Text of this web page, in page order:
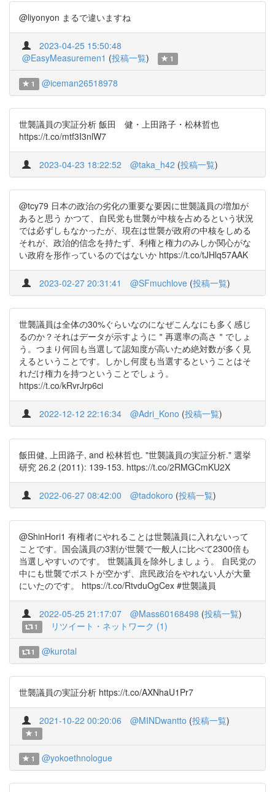
@liyonyon まるで違いますね
2023-04-25 15:50:48
@EasyMeasuremen1 (投稿一覧) 1
1 @iceman26518978
世襲議員の実証分析 飯田 健・上田路子・松林哲也
https://t.co/mtf3I3nlW7
2023-04-23 18:22:52 @taka_h42 (投稿一覧)
@tcy79 日本の政治の劣化の重要な要因に世襲議員の増加が
あると思う かつて、自民党も世襲が中核を占めるという状況
では必ずしもなかったが、現在は世襲が政府の中核をしめる
それが、政治的信念を持たず、利権と権力のみしか関心がな
い政府を形作っているのではないか https://t.co/tJHlq57AAK
2023-02-27 20:31:41 @SFmuchlove (投稿一覧)
世襲議員は全体の30%ぐらいなのになぜこんなにも多く感じ
るのか？それはデータが示すように＂再選率の高さ＂でしょ
う。つまり何回も当選して認知度が高いため絶対数が多く見
えるということです。しかし何度も当選するということはそ
れだけ権力を持つということでしょう。
https://t.co/kRvrJrp6ci
2022-12-12 22:16:34 @Adri_Kono (投稿一覧)
飯田健, 上田路子, and 松林哲也. "世襲議員の実証分析." 選挙
研究 26.2 (2011): 139-153. https://t.co/2RMGCmKU2X
2022-06-27 08:42:00 @tadokoro (投稿一覧)
@ShinHori1 有権者にやれることは世襲議員に入れないって
ことです。国会議員の3割が世襲で一般人に比べて2300倍も
当選しやすいのです。 世襲議員を除外しましょう。 自民党の
中にも世襲でポストが空かず、庶民政治をやれない人が大量
にいたのです。 https://t.co/RtvduOgCex #世襲議員
2022-05-25 21:17:07 @Mass60168498 (投稿一覧)
1 リツイート・ネットワーク (1)
1 @kurotal
世襲議員の実証分析 https://t.co/AXNhaU1Pr7
2021-10-22 00:20:06 @MINDwantto (投稿一覧)
1
1 @yokoethnologue